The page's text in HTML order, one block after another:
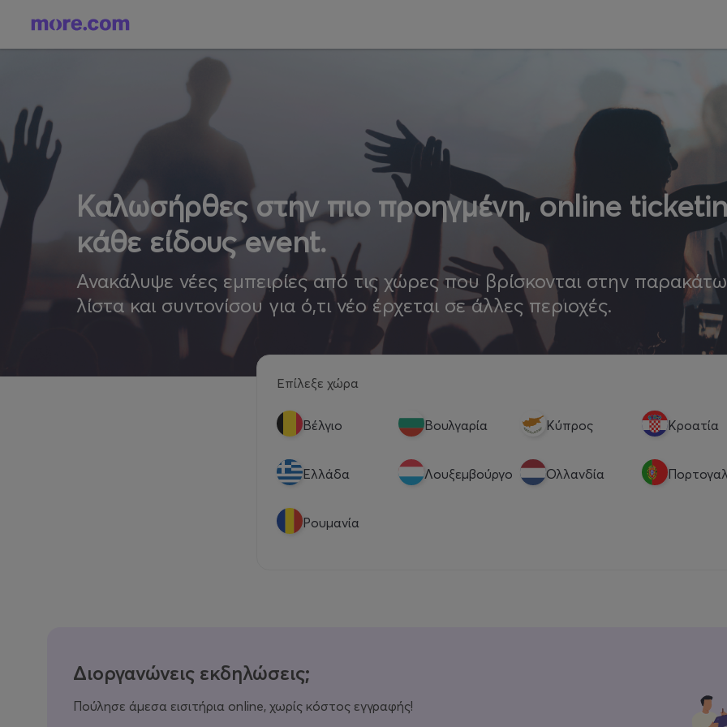
Καλωσήρθες στην πιο προηγμένη, online
κάθε είδους event.
Ανακάλυψε νέες εμπειρίες από τις χώρες που βρίσκονται στην παρακάτω
λίστα και συντονίσου για ό,τι νέο έρχεται σε άλλες περιοχές.
Επίλεξε χώρα
Βέλγιο Βουλγαρία Κύπρος Κροατία
Eλλάδα Λουξεμβούργο Ολλανδία
Ρουμανία
Διοργανώνεις εκδηλώσεις;
Πούλησε άμεσα εισιτήρια online, χωρίς κόστος εγγραφής!